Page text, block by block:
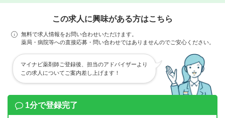
この求人に興味がある方はこちら
無料で求人情報をお問い合わせいただけます。
薬局・病院等への直接応募・問い合わせではありませんのでご安心ください。
マイナビ薬剤師ご登録後、担当のアドバイザーより
この求人についてご案内差し上げます！
1分で登録完了